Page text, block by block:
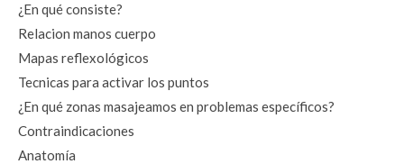
¿En qué consiste?
Relacion manos cuerpo
Mapas reflexológicos
Tecnicas para activar los puntos
¿En qué zonas masajeamos en problemas específicos?
Contraindicaciones
Anatomía